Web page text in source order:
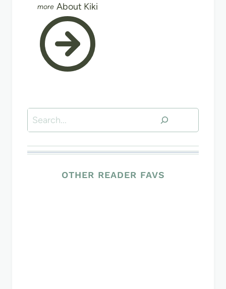
About Kiki
Search
OTHER READER FAVS